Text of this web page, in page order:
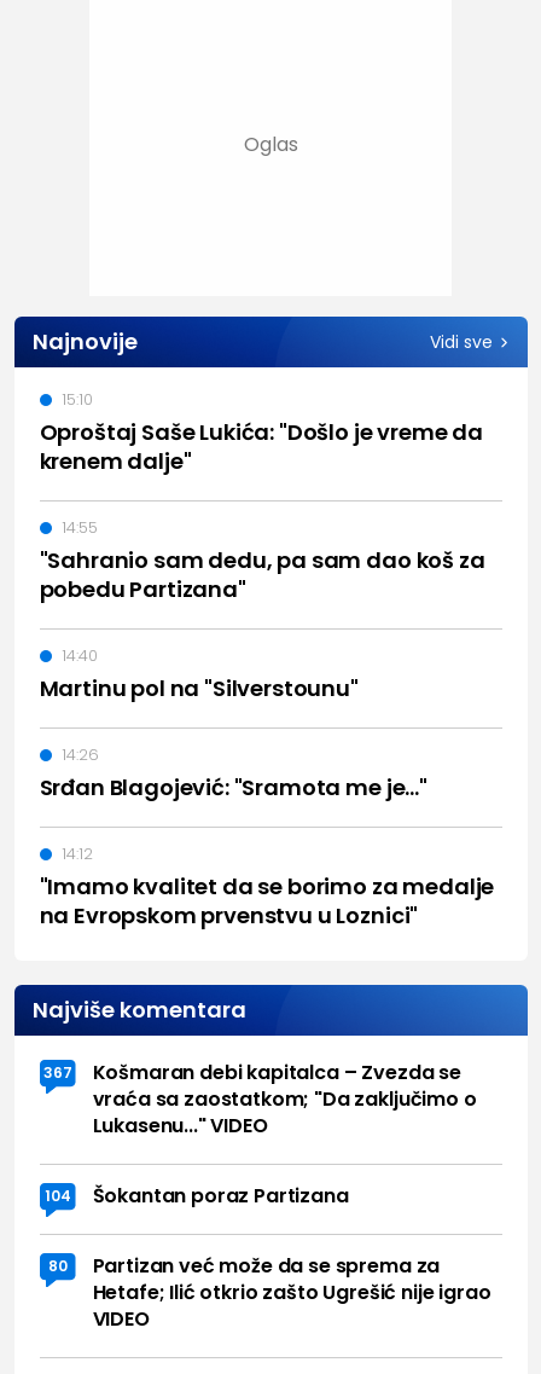
Najnovije Vidi sve
Oproštaj Saše Lukića: "Došlo je vreme da
krenem dalje"
15:10
"Sahranio sam dedu, pa sam dao koš za
pobedu Partizana"
14:55
Martinu pol na "Silverstounu"
14:40
Srđan Blagojević: "Sramota me je..."
14:26
"Imamo kvalitet da se borimo za medalje
na Evropskom prvenstvu u Loznici"
14:12
Najviše komentara
367
Košmaran debi kapitalca – Zvezda se
vraća sa zaostatkom; "Da zaključimo o
Lukasenu..." VIDEO
104 Šokantan poraz Partizana
80
Partizan već može da se sprema za
Hetafe; Ilić otkrio zašto Ugrešić nije igrao
VIDEO